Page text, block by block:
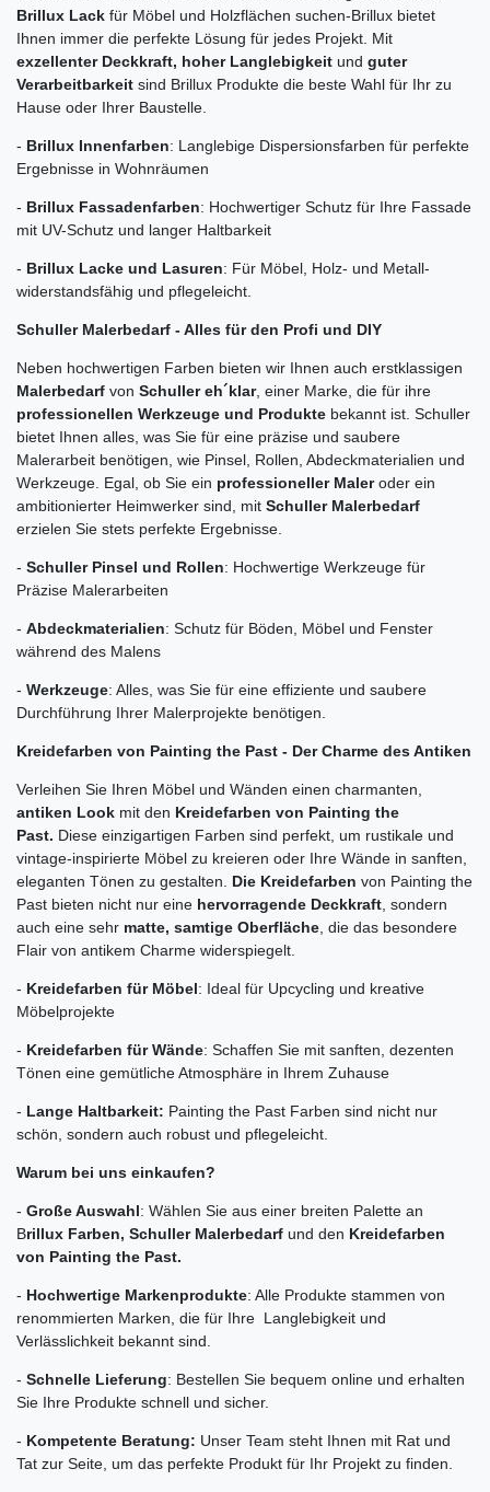
Brillux Lack für Möbel und Holzflächen suchen-Brillux bietet
Ihnen immer die perfekte Lösung für jedes Projekt. Mit
exzellenter Deckkraft, hoher Langlebigkeit und guter
Verarbeitbarkeit sind Brillux Produkte die beste Wahl für Ihr zu
Hause oder Ihrer Baustelle.
- Brillux Innenfarben: Langlebige Dispersionsfarben für perfekte
Ergebnisse in Wohnräumen
- Brillux Fassadenfarben: Hochwertiger Schutz für Ihre Fassade
mit UV-Schutz und langer Haltbarkeit
- Brillux Lacke und Lasuren: Für Möbel, Holz- und Metall-
widerstandsfähig und pflegeleicht.
Schuller Malerbedarf - Alles für den Profi und DIY
Neben hochwertigen Farben bieten wir Ihnen auch erstklassigen
Malerbedarf von Schuller eh´klar, einer Marke, die für ihre
professionellen Werkzeuge und Produkte bekannt ist. Schuller
bietet Ihnen alles, was Sie für eine präzise und saubere
Malerarbeit benötigen, wie Pinsel, Rollen, Abdeckmaterialien und
Werkzeuge. Egal, ob Sie ein professioneller Maleroder ein
ambitionierter Heimwerker sind, mit Schuller Malerbedarf
erzielen Sie stets perfekte Ergebnisse.
- Schuller Pinsel und Rollen: Hochwertige Werkzeuge für
Präzise Malerarbeiten
- Abdeckmaterialien: Schutz für Böden, Möbel und Fenster
während des Malens
- Werkzeuge: Alles, was Sie für eine effiziente und saubere
Durchführung Ihrer Malerprojekte benötigen.
Kreidefarben von Painting the Past - Der Charme des Antiken
Verleihen Sie Ihren Möbel und Wänden einen charmanten,
antiken Look mit den Kreidefarben von Painting the
Past. Diese einzigartigen Farben sind perfekt, um rustikale und
vintage-inspirierte Möbel zu kreieren oder Ihre Wände in sanften,
eleganten Tönen zu gestalten. Die Kreidefarben von Painting the
Past bieten nicht nur eine hervorragende Deckkraft , sondern
auch eine sehr matte, samtige Oberfläche , die das besondere
Flair von antikem Charme widerspiegelt.
- Kreidefarben für Möbel: Ideal für Upcycling und kreative
Möbelprojekte
- Kreidefarben für Wände: Schaffen Sie mit sanften, dezenten
Tönen eine gemütliche Atmosphäre in Ihrem Zuhause
- Lange Haltbarkeit: Painting the Past Farben sind nicht nur
schön, sondern auch robust und pflegeleicht.
Warum bei uns einkaufen?
- Große Auswahl: Wählen Sie aus einer breiten Palette an
Brillux Farben, Schuller Malerbedarf und den Kreidefarben
von Painting the Past.
- Hochwertige Markenprodukte: Alle Produkte stammen von
renommierten Marken, die für Ihre Langlebigkeit und
Verlässlichkeit bekannt sind.
- Schnelle Lieferung: Bestellen Sie bequem online und erhalten
Sie Ihre Produkte schnell und sicher.
- Kompetente Beratung: Unser Team steht Ihnen mit Rat und
Tat zur Seite, um das perfekte Produkt für Ihr Projekt zu finden.